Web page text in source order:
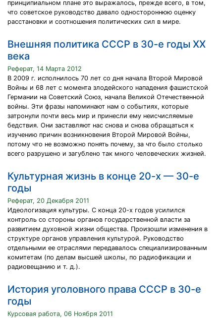
принципиальном плане это выражалось, прежде всего, в том,
что советское руководство давало одностороннюю оценку
расстановки и соотношения политических сил в мире.
Внешняя политика СССР в 30-е годы XX
века
Реферат, 14 Марта 2012
В 2009 г. исполнилось 70 лет со дня начала Второй Мировой
Войны и 68 лет с момента злодейского нападения фашистской
Германии на Советский Союз, начала Великой Отечественной
войны. Эти фразы напоминают нам о событиях, которые
затронули почти весь мир и принесли ему неисчисляемые
бедствия. Они заставляют нас снова и снова обращаться к
изучению причин возникновения Второй Мировой Войны,
потому что не возможно понять почему, за что было столько
всего разрушено и загублено так много человеческих жизней.
Культурная жизнь в конце 20-х — 30-е
годы
Реферат, 20 Декабря 2011
Идеологизация культуры. С конца 20-х годов усилился
контроль со стороны органов государственной власти за
развитием духовной жизни общества. Произошли изменения в
структуре органов управления культурой. Руководство
отдельными ее отраслями передавалось специализированным
комитетам (по делам высшей школы, по радиофикации и
радиовещанию и т. д.).
История уголовного права СССР в 30-е
годы
Курсовая работа, 06 Ноября 2011